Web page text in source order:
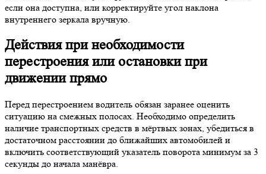
если она доступна, или корректируйте угол наклона
внутреннего зеркала вручную.
Действия при необходимости
перестроения или остановки при
движении прямо
Перед перестроением водитель обязан заранее оценить
ситуацию на смежных полосах. Необходимо определить
наличие транспортных средств в мёртвых зонах, убедиться в
достаточном расстоянии до ближайших автомобилей и
включить соответствующий указатель поворота минимум за 3
секунды до начала манёвра.